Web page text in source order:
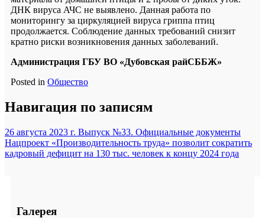
ДНК вируса АЧС не выявлено. Данная работа по
мониторингу за циркуляцией вируса гриппа птиц
продолжается. Соблюдение данных требований снизит
кратно риски возникновения данных заболеваний.
Администрация ГБУ ВО «Дубовская райСББЖ»
Posted in Общество
Навигация по записям
26 августа 2023 г. Выпуск №33. Официальные документы
Нацпроект «Производительность труда» позволит сократить
кадровый дефицит на 130 тыс. человек к концу 2024 года
Галерея